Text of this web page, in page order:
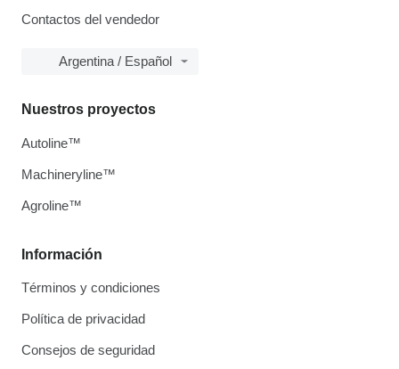
Contactos del vendedor
Argentina / Español
Información
Términos y condiciones
Política de privacidad
Consejos de seguridad
Nuestros proyectos
Autoline™
Machineryline™
Agroline™